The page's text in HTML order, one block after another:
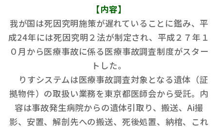
【内容】
我が国は死因究明施策が遅れていることに鑑み、平
成24年には死因究明２法が制定され、平成２７年１
０月から医療事故に係る医療事故調査制度がスター
トした。
りすシステムは医療事故調査対象となる遺体（証
拠物件）の取扱い業務を東京都医師会から受託。内
容は事故発生病院からの遺体引取り、搬送、Ai撮
影、安置、解剖先への搬送、死後処置、納棺、これ